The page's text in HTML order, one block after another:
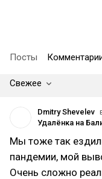
Посты
Свежее
Dmitry Shevelev
Мы тоже так
пандемии, мой
Очень сложно